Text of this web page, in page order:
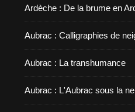
Ardèche : De la brume en
Aubrac : Calligraphies de
Aubrac : La transhumance
Aubrac : L'Aubrac sous la